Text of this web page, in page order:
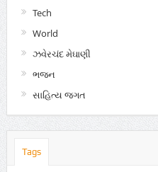
Tech
World
ઝવેરચંદ મેઘાણી
ભજન
સાહિત્ય જગત
Tags